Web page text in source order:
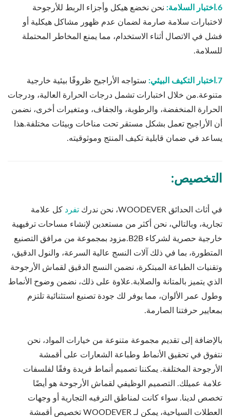
6.اختبار السلامة:
نحن نخضع هيكل وأجزاء الربط للأرجوحة
لاختبارات سلامة صارمة لضمان عدم ظهور مشاكل هيكلية أو
فشل في الاتصال أثناء الاستخدام، مما يمنع المخاطر المحتملة
للسلامة.
7.اختبار التكيف البيئي:
ستواجه الأراجيح ظروفًا بيئية خارجية
متنوعة.من خلال اختبارات تشمل درجات الحرارة العالية، ودرجات
الحرارة المنخفضة، والرطوبة، والجفاف، ومتغيرات أخرى، نضمن
أن الأراجيح تعمل بشكل مستقر تحت مناخات وبيئات مختلفة.هذا
يساعد في ضمان قابلية تكيف المنتج وموثوقيته.
التخصيص:
في أثاث الحدائق WOODEVER، نحن ندرك تفرد كل علامة
تجارية، وبالتالي، نحن أكثر من مستعدين لإنشاء مساحات ترفيهية
خارجية حصرية لشركاء B2B.مزود بمجموعة من مرافق التصنيع
المتطورة، بما في ذلك آلات النسج عالية السرعة، والنول الدقيق،
وتقنيات الطباعة المبتكرة، نضمن النسج الدقيق لقماش الأرجوحة
الذي يتميز بالمتانة والصلابة.علاوة على ذلك، نضمن وضوح الأنماط
وطول عمر الألوان، مما يوفر لك جودة تصنيع استثنائية تلتزم
بمعايير حرفتنا الصارمة.
بالإضافة إلى تقديم مجموعة متنوعة من خيارات المواد، نحن
نتفوق في تحقيق الأنماط وطباعة الشعارات على أقمشة
الأرجوحة المختلفة. يمكننا تصميم أنماط فريدة وفقًا لفلسفات
علامة عميلك. التصميم الوظيفي لقماش الأرجوحة هو أيضًا
تخصص لدينا. سواء كانت لمناطق الترفيه التجارية أو وجهات
العطلات السياحية، يمكن لـ WOODEVER تخصيص أقمشة